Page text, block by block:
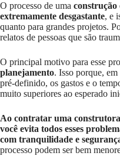
O processo de uma construção
extremamente desgastante, e
quanto para grandes projetos.
relatos de pessoas que são
O principal motivo para esse
planejamento. Isso porque,
pré-definido, os gastos e o
muito superiores ao esperado
Ao contratar uma
você evita todos esses
com tranquilidade e
processo podem ser bem